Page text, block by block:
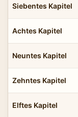
Siebentes Kapitel
Achtes Kapitel
Neuntes Kapitel
Zehntes Kapitel
Elftes Kapitel